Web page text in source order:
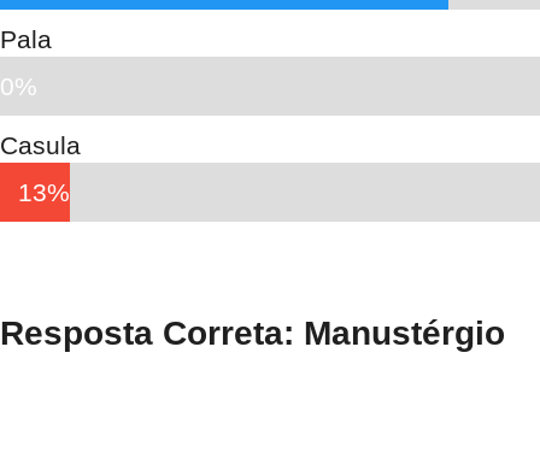
Pala
0%
Casula
13%
Resposta Correta: Manustérgio